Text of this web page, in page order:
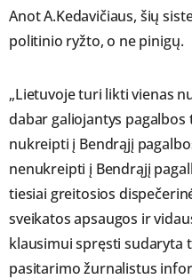
Anot A.Kedavičiaus, šių
politinio ryžto, o ne pinigų.
„Lietuvoje turi likti vienas
dabar galiojantys
nukreipti į Bendrąjį
nenukreipti į Bendrąjį
tiesiai greitosios
sveikatos apsaugos ir
klausimui spręsti sudaryta
pasitarimo žurnalistus